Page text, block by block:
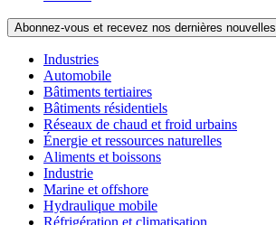
Abonnez-vous et recevez nos dernières nouvelles
Industries
Automobile
Bâtiments tertiaires
Bâtiments résidentiels
Réseaux de chaud et froid urbains
Énergie et ressources naturelles
Aliments et boissons
Industrie
Marine et offshore
Hydraulique mobile
Réfrigération et climatisation